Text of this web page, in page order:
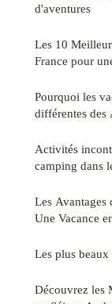
d'aventures
Les 10
France pour
Pourquoi les
différentes des
Activités
camping dans
Les Avantages
Une Vacance
Les plus
Découvrez les